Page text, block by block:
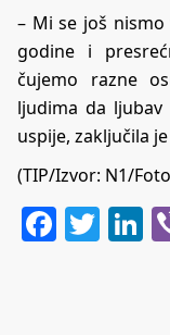
– Mi se još nismo
godine i
čujemo razne
ljudima da
uspije, zaključila
(TIP/Izvor: N1/